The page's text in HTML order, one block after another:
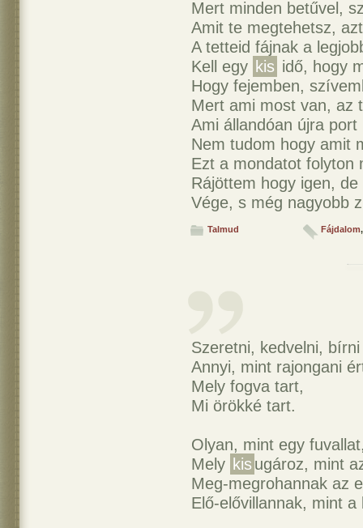
Mert minden betűvel,
Amit te megtehetsz,
A tetteid fájnak a
Kell egy kis idő, hogy
Hogy fejemben,
Mert ami most van, az
Ami állandóan újra port
Nem tudom hogy amit
Ezt a mondatot folyton
Rájöttem hogy igen,
Vége, s még nagyobb
Talmud Fájdalom
Szeretni, kedvelni,
Annyi, mint rajongani
Mely fogva tart,
Mi örökké tart.
Olyan, mint egy
Mely kis ugároz, mint
Meg-megrohannak az
Elő-elővillannak, mint a